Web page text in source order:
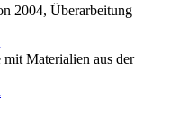
2004, Überarbeitung
Materialien aus der